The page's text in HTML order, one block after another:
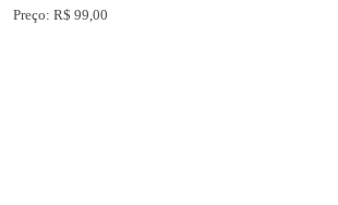
Preço: R$ 99,00